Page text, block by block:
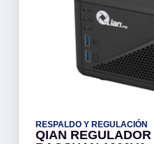
RESPALDO Y REGULACIÓN
QIAN